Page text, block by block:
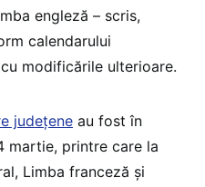
engleză – scris,
calendarului
modificările ulterioare.
județene au fost în
martie, printre care la
Limba franceză și